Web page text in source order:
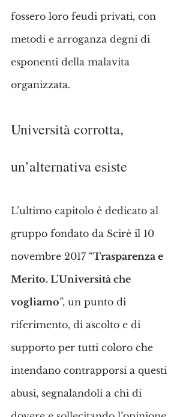
fossero loro feudi privati, con
metodi e arroganza degni di
esponenti della malavita
organizzata.
Università corrotta,
un’alternativa esiste
L’ultimo capitolo è dedicato al
gruppo fondato da Scirè il 10
novembre 2017 “Trasparenza e
Merito. L’Università che
vogliamo”, un punto di
riferimento, di ascolto e di
supporto per tutti coloro che
intendano contrapporsi a questi
abusi, segnalandoli a chi di